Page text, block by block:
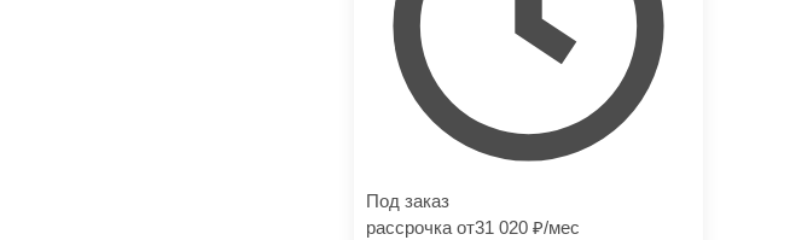
Под заказ
рассрочка от31 020 /мес